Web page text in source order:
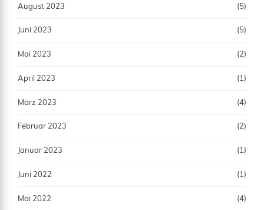
August 2023 (5)
Juni 2023 (5)
Mai 2023 (2)
April 2023 (1)
März 2023 (4)
Februar 2023 (2)
Januar 2023 (1)
Juni 2022 (1)
Mai 2022 (4)